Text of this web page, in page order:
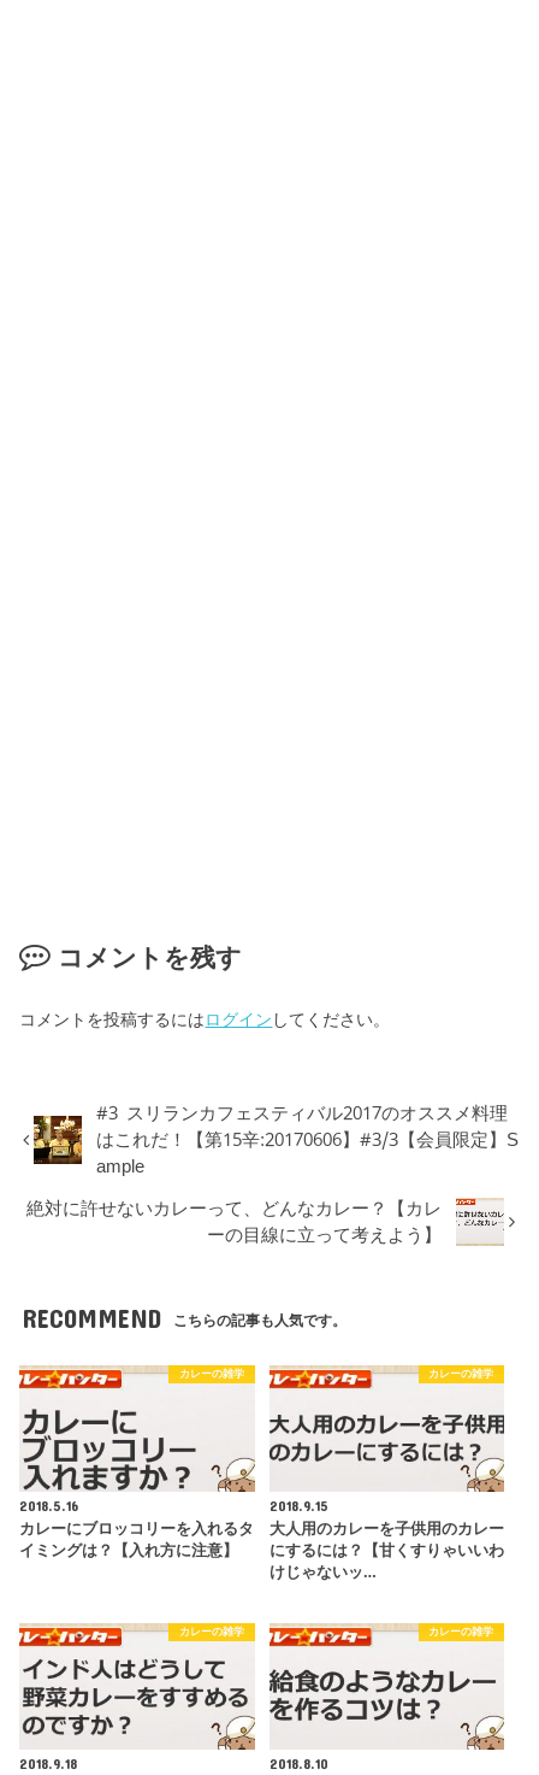
コメントを残す
コメントを投稿するにはログイン してください。
#3 スリランカフェスティバル2017のオススメ料理
はこれだ！【第15辛:20170606】#3/3【会員限定】S
ample
絶対に許せないカレーって、どんなカレー？【カレ
ーの目線に立って考えよう】
RECOMMEND こちらの記事も人気です。
カレーの雑学
2018.5.16
カレーにブロッコリーを入れるタ
イミングは？【入れ方に注意】
カレーの雑学
2018.9.15
大人用のカレーを子供用のカレー
にするには？【甘くすりゃいいわ
けじゃないッ…
カレーの雑学
2018.9.18
カレーの雑学
2018.8.10